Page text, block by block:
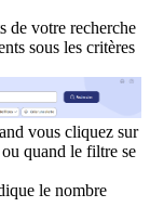
de votre recherche
sous les critères
vous cliquez sur
quand le filtre se
le nombre